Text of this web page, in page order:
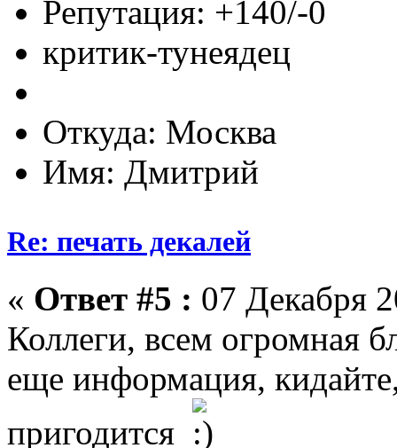
Репутация: +140/-0
критик-тунеядец
Откуда: Москва
Имя: Дмитрий
Re: печать декалей
« Ответ #5 : 07 Декабря
Коллеги, всем огромная
еще информация,
пригодится